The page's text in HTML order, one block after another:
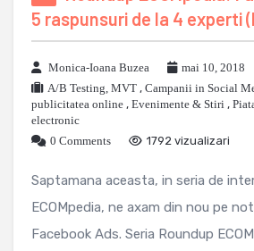
5 raspunsuri de la 4 experti
Monica-Ioana Buzea
mai 10, 2018
A/B Testing, MVT , Campanii in Social
publicitatea online , Evenimente & Stiri ,
electronic
0 Comments
1792 vizualizari
Saptamana aceasta, in seria de
ECOMpedia, ne axam din nou pe
Facebook Ads. Seria Roundup